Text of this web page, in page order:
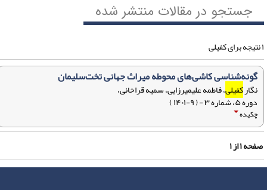
جستجو در مقالات منتشر شده
گونه‌شناسی کاشی‌های محوطه میراث جهانی تخت‌سلیمان
نگارکفیلی، فاطمه علیمیرزایی، سمیه قراخانی،
دوره ۵، شماره ۳ - ( ۹-۱۴۰۱ )
چکیده
۱از۱